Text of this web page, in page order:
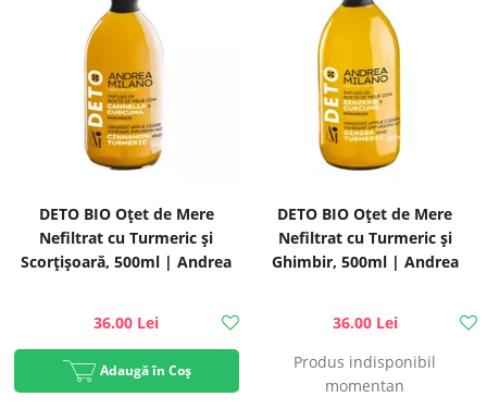
DETO BIO Oțet de Mere
Nefiltrat cu Turmeric și
Scorțișoară, 500ml | Andrea
36.00 Lei
Adaugă în Coș
DETO BIO Oțet de Mere
Nefiltrat cu Turmeric și
Ghimbir, 500ml | Andrea
36.00 Lei
Produs indisponibil
momentan